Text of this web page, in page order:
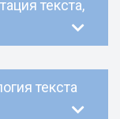
текста,
текста